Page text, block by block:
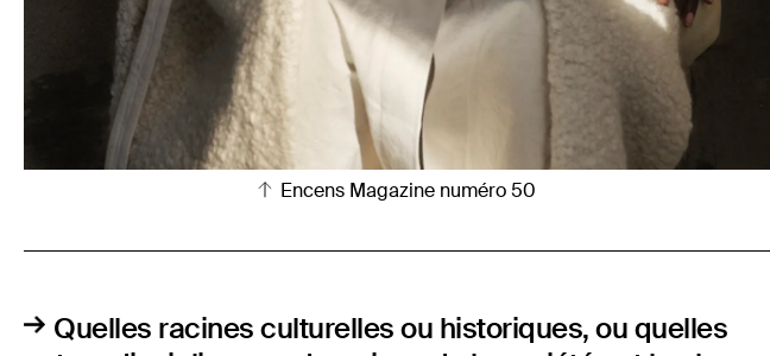
Encens Magazine numéro 50
Quelles racines culturelles ou historiques, ou quelles